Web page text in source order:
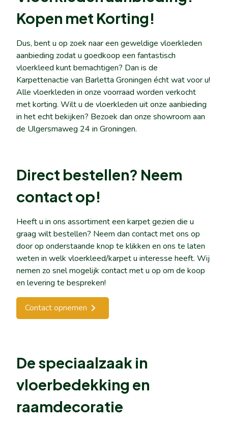
De speciaalzaak in
vloerbedekking en
raamdecoratie
Kopen met Korting!
Dus, bent u op zoek naar een geweldige vloerkleden
aanbieding zodat u goedkoop een fantastisch
vloerkleed kunt bemachtigen? Dan is de
Karpettenactie van Barletta Groningen écht wat voor u!
Alle vloerkleden in onze voorraad worden verkocht
met korting. Wilt u de vloerkleden uit onze aanbieding
in het echt bekijken? Bezoek dan onze showroom aan
de Ulgersmaweg 24 in Groningen.
Direct bestellen? Neem
contact op!
Heeft u in ons assortiment een karpet gezien die u
graag wilt bestellen? Neem dan contact met ons op
door op onderstaande knop te klikken en ons te laten
weten in welk vloerkleed/karpet u interesse heeft. Wij
nemen zo snel mogelijk contact met u op om de koop
en levering te bespreken!
Contact opnemen